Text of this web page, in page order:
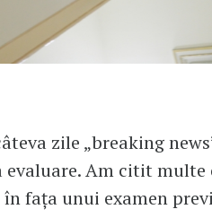
zile „breaking
evaluare. Am citit
fața unui examen